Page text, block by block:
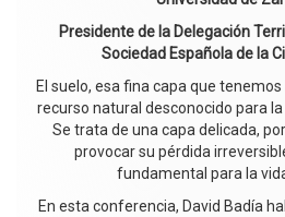
Presidente de la Delegación
Sociedad Española de la
El suelo, esa fina capa que
recurso natural desconocido para
Se trata de una capa delicada,
provocar su pérdida
fundamental para la
En esta conferencia, David Badía